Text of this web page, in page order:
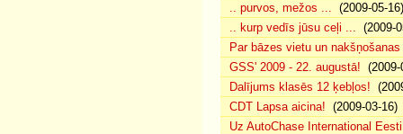
.. purvos, mežos ... (2009-05-16)
.. kurp vedīs jūsu ceļi ... (2009-
Par bāzes vietu un
GSS' 2009 - 22. augustā! (2009-
Dalījums klasēs 12 ķebļos!
CDT Lapsa aicina! (2009-03-16)
Uz AutoChase International